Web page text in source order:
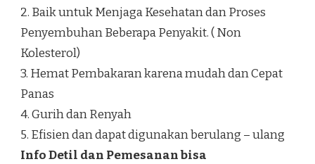
2. Baik untuk Menjaga Kesehatan dan Proses
Penyembuhan Beberapa Penyakit. ( Non
Kolesterol)
3. Hemat Pembakaran karena mudah dan Cepat
Panas
4. Gurih dan Renyah
5. Efisien dan dapat digunakan berulang – ulang
Info Detil dan Pemesanan bisa